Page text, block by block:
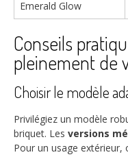
Emerald Glow
Conseils
pleinement de
Choisir le modèle
Privilégiez un modèle
briquet. Les versions
Pour un usage